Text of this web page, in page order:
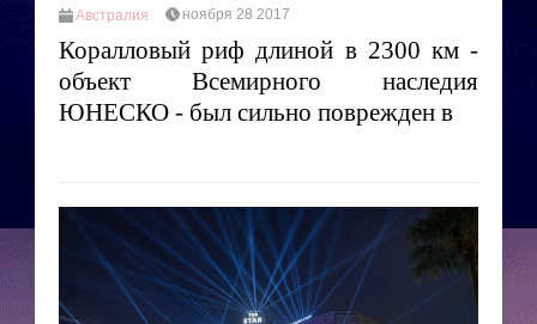
Австралия ноября 28 2017
Коралловый риф длиной в 2300 км -
объект Всемирного наследия
ЮНЕСКО - был сильно поврежден в